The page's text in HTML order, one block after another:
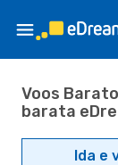
Voos
barata
Ida e